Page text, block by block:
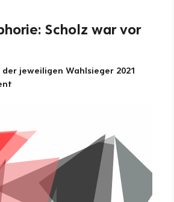
Scholz war vor
jeweiligen Wahlsieger 2021